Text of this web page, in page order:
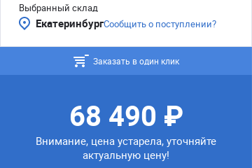
Выбранный склад
ЕкатеринбургСообщить о поступлении?
Заказать в один клик
68 490 ₽
Внимание, цена устарела, уточняйте
актуальную цену!